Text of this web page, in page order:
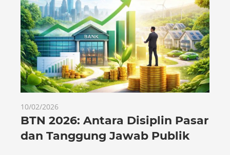
10/02/2026
BTN 2026: Antara Disiplin Pasar
dan Tanggung Jawab Publik